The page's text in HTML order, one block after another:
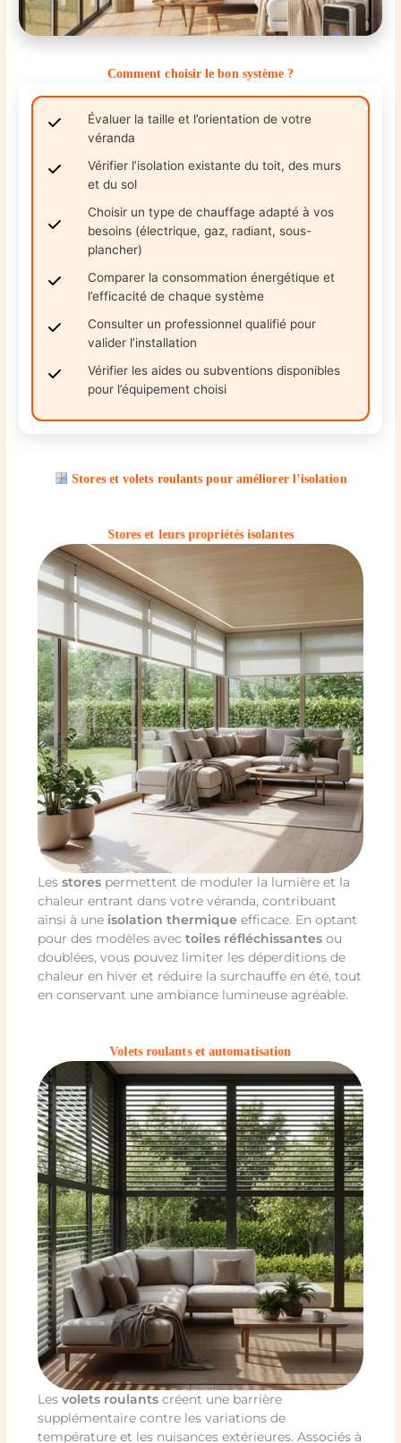
Comment choisir le bon système ?
Évaluer la taille et l’orientation de votre
véranda
Vérifier l’isolation existante du toit, des murs
et du sol
Choisir un type de chauffage adapté à vos
besoins (électrique, gaz, radiant, sous-
plancher)
Comparer la consommation énergétique et
l’efficacité de chaque système
Consulter un professionnel qualifié pour
valider l’installation
Vérifier les aides ou subventions disponibles
pour l’équipement choisi
Stores et volets roulants pour améliorer l’isolation
Stores et leurs propriétés isolantes
Les storespermettent de moduler la lumière et la
chaleur entrant dans votre véranda, contribuant
ainsi à une isolation thermique efficace. En optant
pour des modèles avec toiles réfléchissantesou
doublées, vous pouvez limiter les déperditions de
chaleur en hiver et réduire la surchauffe en été, tout
en conservant une ambiance lumineuse agréable.
Volets roulants et automatisation
Les volets roulantscréent une barrière
supplémentaire contre les variations de
température et les nuisances extérieures. Associés à